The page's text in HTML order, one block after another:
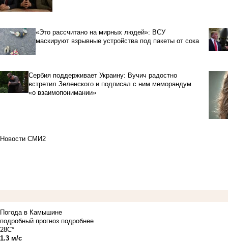
«Это рассчитано на мирных людей»: ВСУ
маскируют взрывные устройства под пакеты от сока
Сербия поддерживает Украину: Вучич радостно
встретил Зеленского и подписал с ним меморандум
«о взаимопонимании»
Новости СМИ2
Погода в Камышине
подробный прогноз подробнее
28C°
1.3 м/с